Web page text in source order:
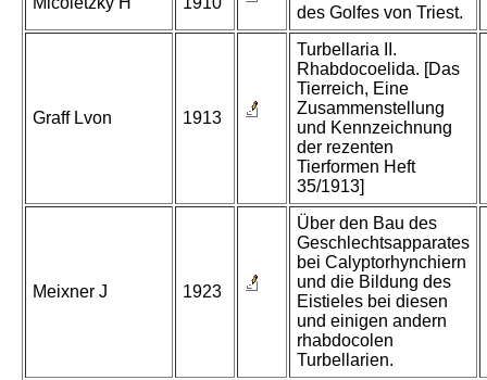
des Golfes von Triest.
Graff Lvon 1913
Turbellaria II.
Rhabdocoelida. [Das
Tierreich, Eine
Zusammenstellung
und Kennzeichnung
der rezenten
Tierformen Heft
35/1913]
Meixner J 1923
Über den Bau des
Geschlechtsapparates
bei Calyptorhynchiern
und die Bildung des
Eistieles bei diesen
und einigen andern
rhabdocolen
Turbellarien.